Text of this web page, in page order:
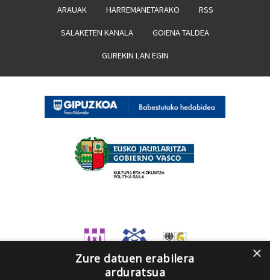
ARAUAK HARREMANETARAKO RSS
SALAKETEN KANALA GOIENA TALDEA
GUREKIN LAN EGIN
×
Zure datuen erabilera
arduratsua